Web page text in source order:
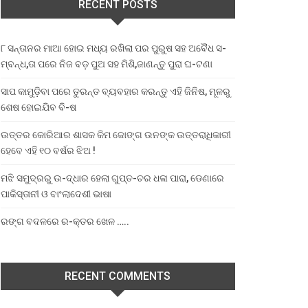
RECENT POSTS
୮ ସନ୍ତାନର ମାଆ ହୋଇ ମଧ୍ୟ ରଖିଲା ପର ପୁରୁଷ ସହ ଅବୈଧ ସ-
ମ୍ବନ୍ଧ,ତା ପରେ ନିଜ ବଡ଼ ପୁଅ ସହ ମିଶି,ଜାଣନ୍ତୁ ପୁରା ଘ-ଟଣା
ସାପ କାମୁଡ଼ିବା ପରେ ତୁରନ୍ତ ବ୍ୟବହାର କରନ୍ତୁ ଏହି ଜିନିଷ, ମୂଳରୁ
ଶେଷ ହୋଇଯିବ ବି-ଷ
ଉତ୍ତର କୋରିଆର ଶାସକ କିମ ଜୋଙ୍ଗ ଉନଙ୍କ ଉତ୍ତରାଧିକାରୀ
ହେବେ ଏହି ୧୦ ବର୍ଷର ଝିଅ !
ମଝି ସମୁଦ୍ରରୁ ଉ-ଦ୍ଧାର ହେଲା ଗୁପ୍ତ-ଚର ଧଳା ପାରା, ଡେଣାରେ
ପାକିସ୍ତାନୀ ଓ ବାଂଲାଦେଶୀ ଭାଷା
ରଙ୍ଗ ବଦଳରେ ର-କ୍ତର ଖେଳ …..
RECENT COMMENTS